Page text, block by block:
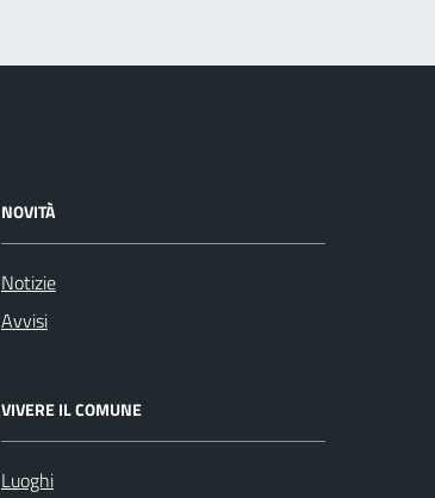
NOVITÀ
Notizie
Avvisi
VIVERE IL COMUNE
Luoghi